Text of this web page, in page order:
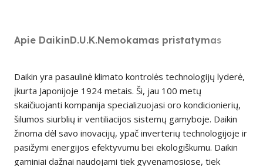
Apie DaikinD.U.K.Nemokamas pristatymas
Daikin yra pasaulinė klimato kontrolės technologijų lyderė,
įkurta Japonijoje 1924 metais. Ši, jau 100 metų
skaičiuojanti kompanija specializuojasi oro kondicionierių,
šilumos siurblių ir ventiliacijos sistemų gamyboje. Daikin
žinoma dėl savo inovacijų, ypač inverterių technologijoje ir
pasižymi energijos efektyvumu bei ekologiškumu. Daikin
gaminiai dažnai naudojami tiek gyvenamosiose, tiek